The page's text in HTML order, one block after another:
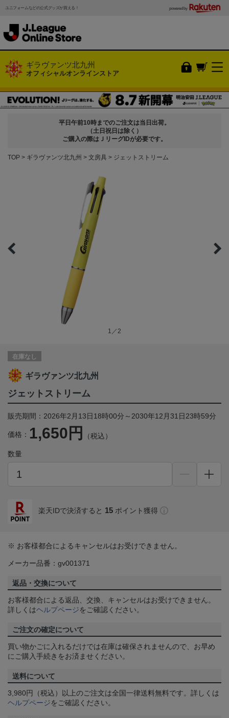
ユニフォームなどの公式グッズが買える！ powered by
ギラヴァンツ北九州
オフィシャルオンラインストア
平日午前10時までのご注文は当日出荷。
（土日祝日は除く）
ご購入の際はＪリーグIDが必要です。
TOP ギラヴァンツ北九州 文房具 ジェットストリーム
1／2
在庫なし
ギラヴァンツ北九州
ジェットストリーム
販売期間：2026年2月13日18時00分～2030年12月31日23時59分
価格： 1,650円 （税込）
数量
楽天IDで決済すると 15 ポイント獲得
※ お客様都合によるキャンセルはお受けできません。
メーカー品番：gv001371
返品・交換について
お客様都合による返品、交換、キャンセルはお受けできません。
詳しくはヘルプページをご確認ください。
ご注文の確定について
買い物かごに入れるだけでは在庫は確保されませんので、お早め
にご購入手続きをお済ませください。
送料について
3,980円（税込）以上のご注文は全国一律送料無料です。詳しくは
ヘルプページをご確認ください。